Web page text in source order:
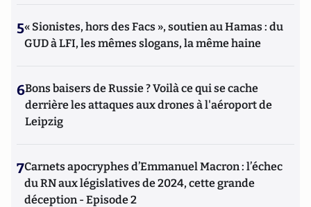
5« Sionistes, hors des Facs », soutien au Hamas : du
GUD à LFI, les mêmes slogans, la même haine
6Bons baisers de Russie ? Voilà ce qui se cache
derrière les attaques aux drones à l'aéroport de
Leipzig
7Carnets apocryphes d’Emmanuel Macron : l’échec
du RN aux législatives de 2024, cette grande
déception - Episode 2